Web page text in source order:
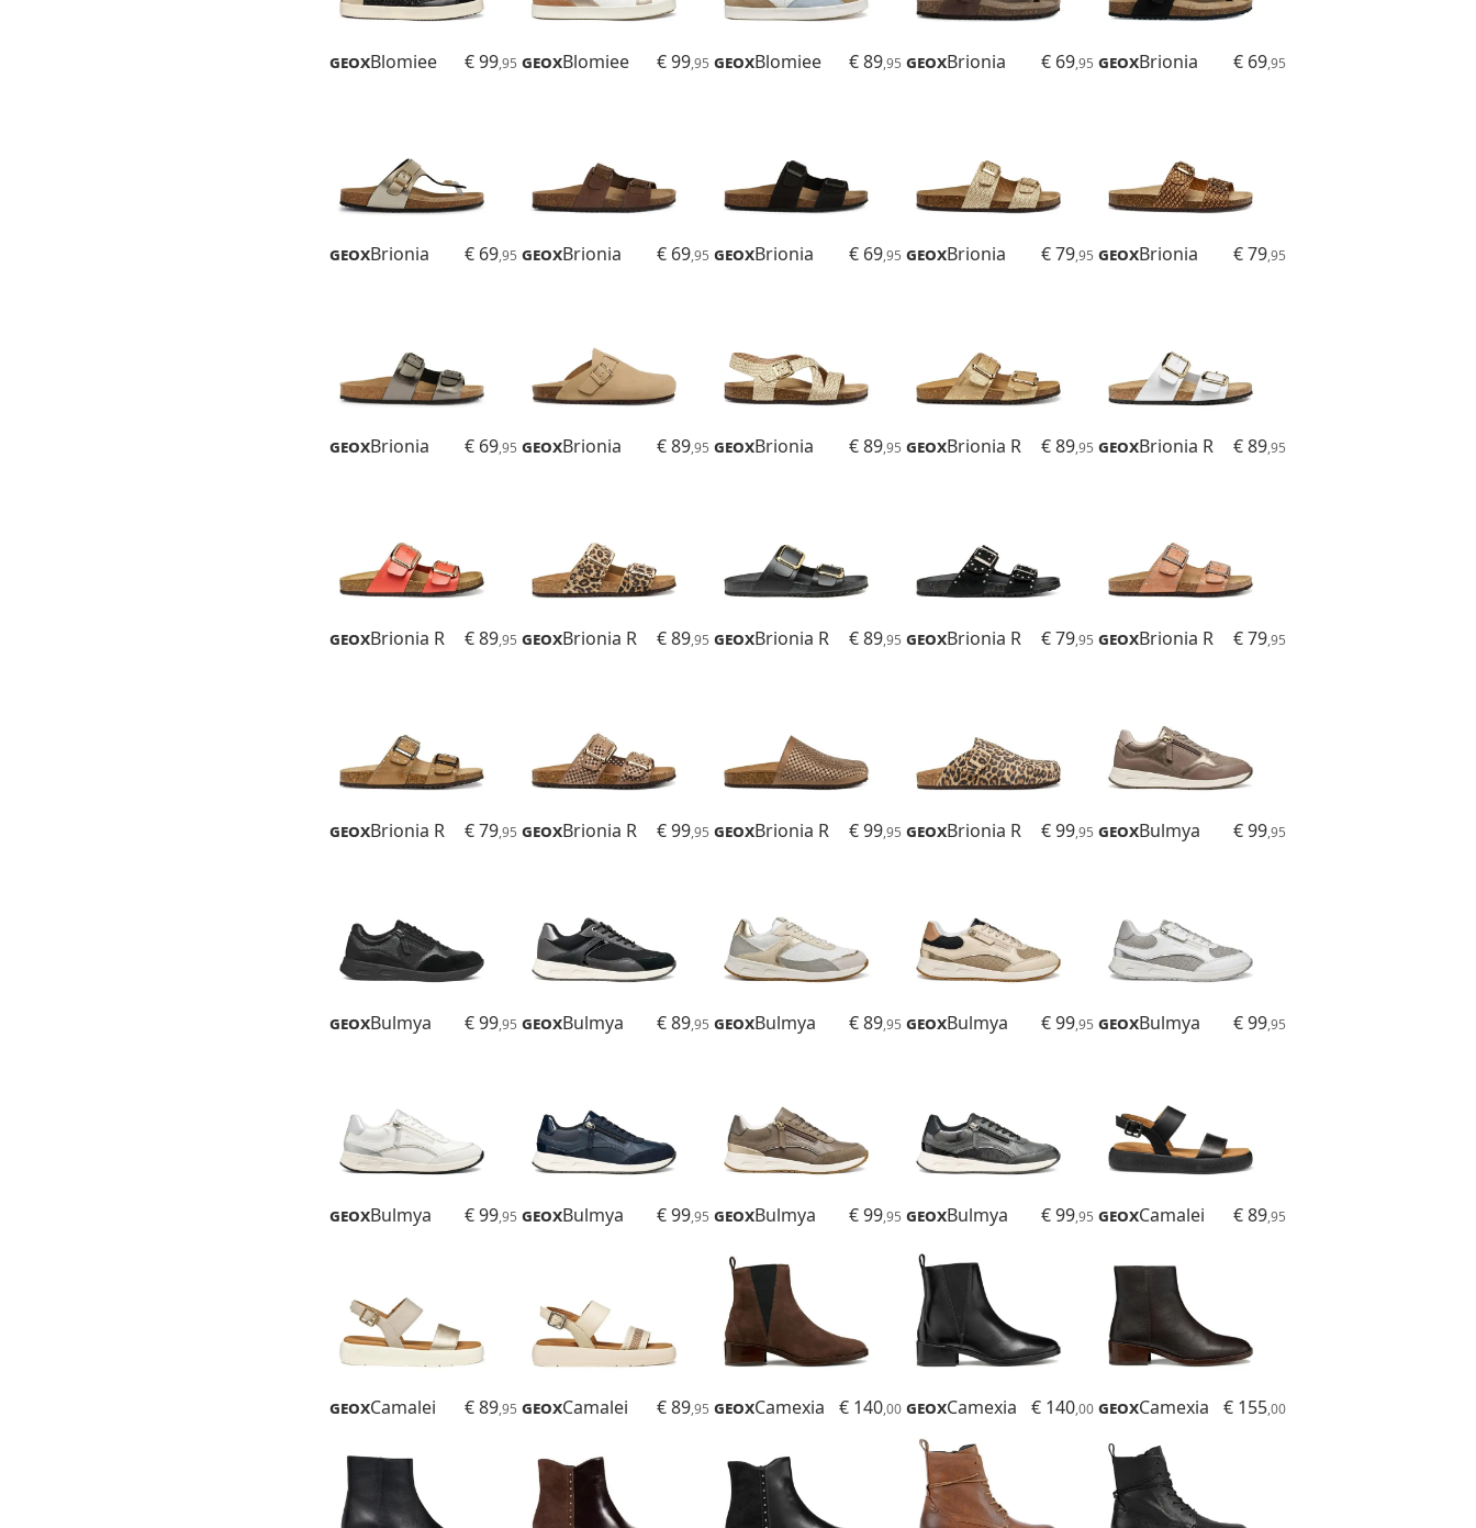
GeoxBlomiee € 99,95 GeoxBlomiee € 99,95 GeoxBlomiee € 89,95 GeoxBrionia € 69,95 GeoxBrionia € 69,95
GeoxBrionia € 69,95 GeoxBrionia € 69,95 GeoxBrionia € 69,95 GeoxBrionia € 79,95 GeoxBrionia € 79,95
GeoxBrionia € 69,95 GeoxBrionia € 89,95 GeoxBrionia € 89,95 GeoxBrionia R € 89,95 GeoxBrionia R € 89,95
GeoxBrionia R € 89,95 GeoxBrionia R € 89,95 GeoxBrionia R € 89,95 GeoxBrionia R € 79,95 GeoxBrionia R € 79,95
GeoxBrionia R € 79,95 GeoxBrionia R € 99,95 GeoxBrionia R € 99,95 GeoxBrionia R € 99,95 GeoxBulmya € 99,95
GeoxBulmya € 99,95 GeoxBulmya € 89,95 GeoxBulmya € 89,95 GeoxBulmya € 99,95 GeoxBulmya € 99,95
GeoxBulmya € 99,95 GeoxBulmya € 99,95 GeoxBulmya € 99,95 GeoxBulmya € 99,95 GeoxCamalei € 89,95
GeoxCamalei € 89,95 GeoxCamalei € 89,95 GeoxCamexia € 140,00 GeoxCamexia € 140,00 GeoxCamexia € 155,00